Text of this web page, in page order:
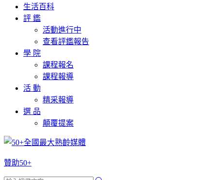
生活百科
評 鑑
活動進行中
查看評鑑報告
學 院
課程報名
課程報導
活 動
精采報導
選 品
顛覆提案
贊助50+